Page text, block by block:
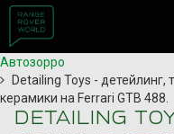
Автозорро
Detailing Toys -
керамики на Ferrari GTB 488.
DETAILING